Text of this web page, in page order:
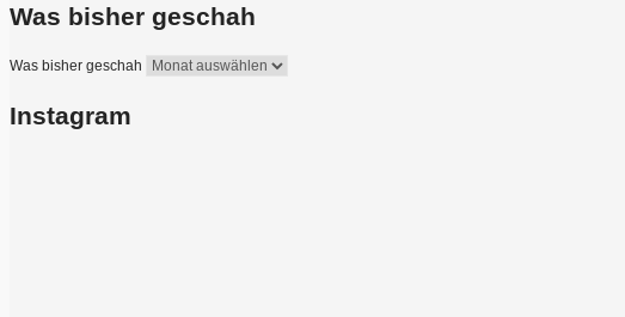
Was bisher geschah
Was bisher geschah
Instagram